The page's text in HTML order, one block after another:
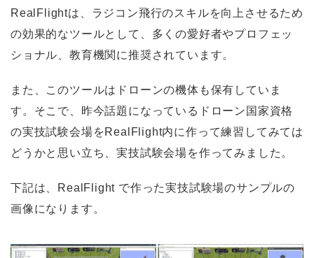
RealFlightは、ラジコン飛行のスキルを向上させるため
の効果的なツールとして、多くの愛好者やプロフェッ
ショナル、教育機関に推奨されています。
また、このツールはドローンの機体も保有していま
す。そこで、昨今話題になっているドローン国家資格
の実技試験会場をRealFlight内に作って練習してみては
どうかと思い立ち、実技試験会場を作ってみました。
下記は、RealFlight で作った実技試験場のサンプルの
画像になります。